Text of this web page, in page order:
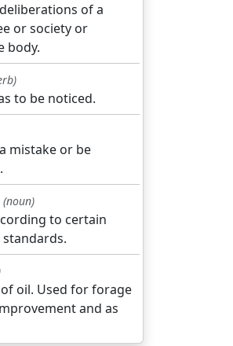
of a
or society or
body.
to be noticed.
mistake or be
(noun)
to certain
oil. Used for forage
and as